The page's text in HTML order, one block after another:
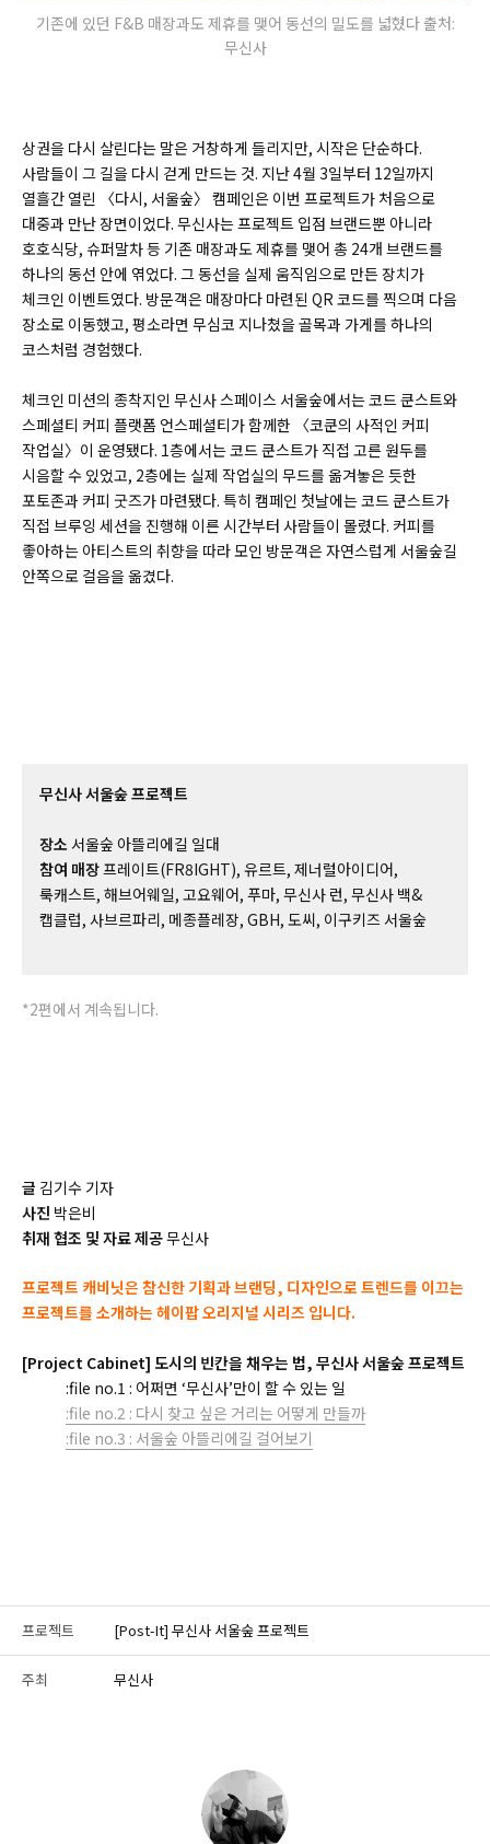
기존에 있던 F&B 매장과도 제휴를 맺어 동선의 밀도를 넓혔다 출처:
무신사
상권을 다시 살린다는 말은 거창하게 들리지만, 시작은 단순하다.
사람들이 그 길을 다시 걷게 만드는 것. 지난 4월 3일부터 12일까지
열흘간 열린 〈다시, 서울숲〉 캠페인은 이번 프로젝트가 처음으로
대중과 만난 장면이었다. 무신사는 프로젝트 입점 브랜드뿐 아니라
호호식당, 슈퍼말차 등 기존 매장과도 제휴를 맺어 총 24개 브랜드를
하나의 동선 안에 엮었다. 그 동선을 실제 움직임으로 만든 장치가
체크인 이벤트였다. 방문객은 매장마다 마련된 QR 코드를 찍으며 다음
장소로 이동했고, 평소라면 무심코 지나쳤을 골목과 가게를 하나의
코스처럼 경험했다.
체크인 미션의 종착지인 무신사 스페이스 서울숲에서는 코드 쿤스트와
스페셜티 커피 플랫폼 언스페셜티가 함께한 〈코쿤의 사적인 커피
작업실〉이 운영됐다. 1층에서는 코드 쿤스트가 직접 고른 원두를
시음할 수 있었고, 2층에는 실제 작업실의 무드를 옮겨놓은 듯한
포토존과 커피 굿즈가 마련됐다. 특히 캠페인 첫날에는 코드 쿤스트가
직접 브루잉 세션을 진행해 이른 시간부터 사람들이 몰렸다. 커피를
좋아하는 아티스트의 취향을 따라 모인 방문객은 자연스럽게 서울숲길
안쪽으로 걸음을 옮겼다.
무신사 서울숲 프로젝트
장소 서울숲 아뜰리에길 일대
참여 매장프레이트(FR8IGHT), 유르트, 제너럴아이디어,
룩캐스트, 해브어웨일, 고요웨어, 푸마, 무신사 런, 무신사 백&
캡클럽, 사브르파리, 메종플레장, GBH, 도씨, 이구키즈 서울숲
*2편에서 계속됩니다.
글 김기수 기자
사진 박은비
취재 협조 및 자료 제공무신사
프로젝트 캐비닛은 참신한 기획과 브랜딩, 디자인으로 트렌드를 이끄는
프로젝트를 소개하는 헤이팝 오리지널 시리즈 입니다.
[Project Cabinet] 도시의 빈칸을 채우는 법, 무신사 서울숲 프로젝트
:file no.1 : 어쩌면 ‘무신사’만이 할 수 있는 일
:file no.2 : 다시 찾고 싶은 거리는 어떻게 만들까
:file no.3 : 서울숲 아뜰리에길 걸어보기
프로젝트 [Post-It] 무신사 서울숲 프로젝트
주최 무신사